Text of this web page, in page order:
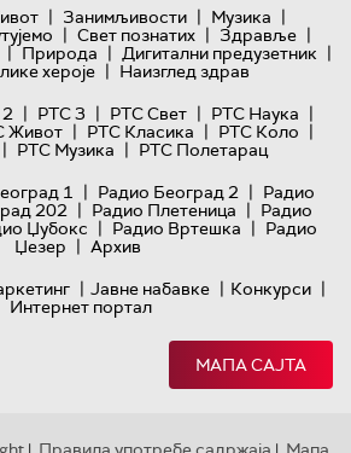
| Занимљивости | Музика |
| Свет познатих | Здравље |
| Природа | Дигитални предузетник |
хероје | Наизглед здрав
| РТС 3 | РТС Свет | РТС Наука |
Живот | РТС Класика | РТС Коло |
| РТС Музика | РТС Полетарац
1 | Радио Београд 2 | Радио
202 | Радио Плетеница | Радио
Џубокс | Радио Вртешка | Радио
Џезер | Архив
| Јавне набавке | Конкурси |
Интернет портал
МАПА САЈТА